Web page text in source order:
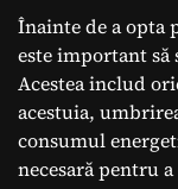
Înainte de a opta
este important să
Acestea includ
acestuia,
consumul
necesară pentru